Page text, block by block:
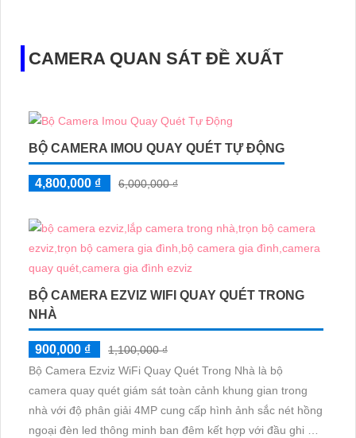
CAMERA QUAN SÁT ĐỀ XUẤT
BỘ CAMERA IMOU QUAY QUÉT TỰ ĐỘNG
4,800,000 ₫ 6,000,000 ₫
BỘ CAMERA EZVIZ WIFI QUAY QUÉT TRONG
NHÀ
900,000 ₫
1,100,000 ₫
Bộ Camera Ezviz WiFi Quay Quét Trong Nhà là bộ
camera quay quét giám sát toàn cảnh khung gian trong
nhà với độ phân giải 4MP cung cấp hình ảnh sắc nét hồng
ngoại đèn led thông minh ban đêm kết hợp với đầu ghi 8